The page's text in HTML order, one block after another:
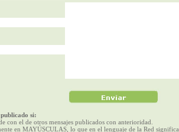
si:
con el de otros mensajes publicados con anterioridad.
en MAYÚSCULAS, lo que en el lenguaje de la Red significa